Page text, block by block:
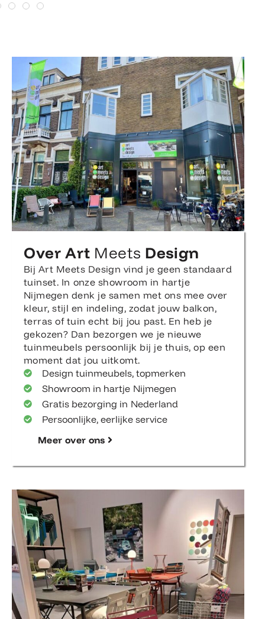
Over Art Meets Design
Bij Art Meets Design vind je geen standaard
tuinset. In onze showroom in hartje
Nijmegen denk je samen met ons mee over
kleur, stijl en indeling, zodat jouw balkon,
terras of tuin echt bij jou past. En heb je
gekozen? Dan bezorgen we je nieuwe
tuinmeubels persoonlijk bij je thuis, op een
moment dat jou uitkomt.
Design tuinmeubels, topmerken
Showroom in hartje Nijmegen
Gratis bezorging in Nederland
Persoonlijke, eerlijke service
Meer over ons